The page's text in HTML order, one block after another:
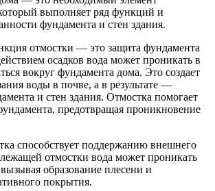
выполняет ряд функций и
фундамента и стен здания.
отмостки — это защита фундамента
осадков вода может проникать в
вокруг фундамента дома. Это создает
воды в почве, а в результате —
и стен здания. Отмостка помогает
предотвращая проникновение
способствует поддержанию внешнего
отмостки вода может проникать
образование плесени и
покрытия.